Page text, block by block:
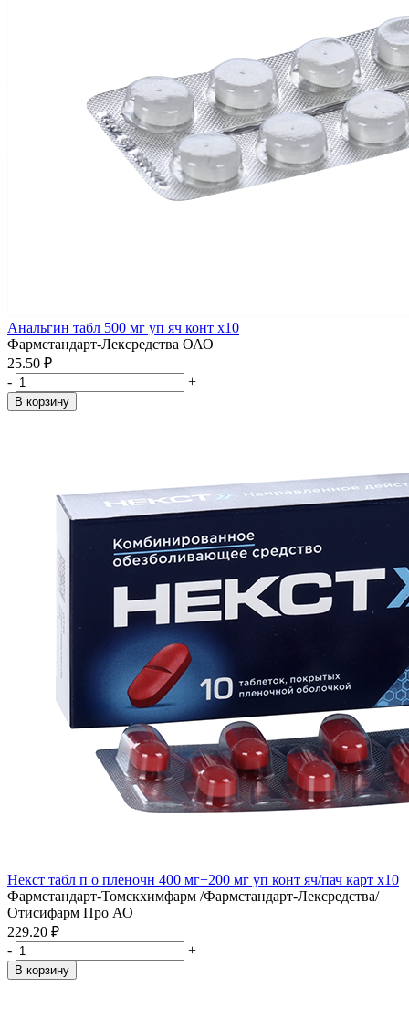
Анальгин табл 500 мг уп яч конт x10
Фармстандарт-Лексредства ОАО
25.50 ₽
-
+
В корзину
Некст табл п о пленочн 400 мг+200 мг уп конт яч/пач карт x10
Фармстандарт-Томскхимфарм /Фармстандарт-Лексредства/
Отисифарм Про АО
229.20 ₽
-
+
В корзину